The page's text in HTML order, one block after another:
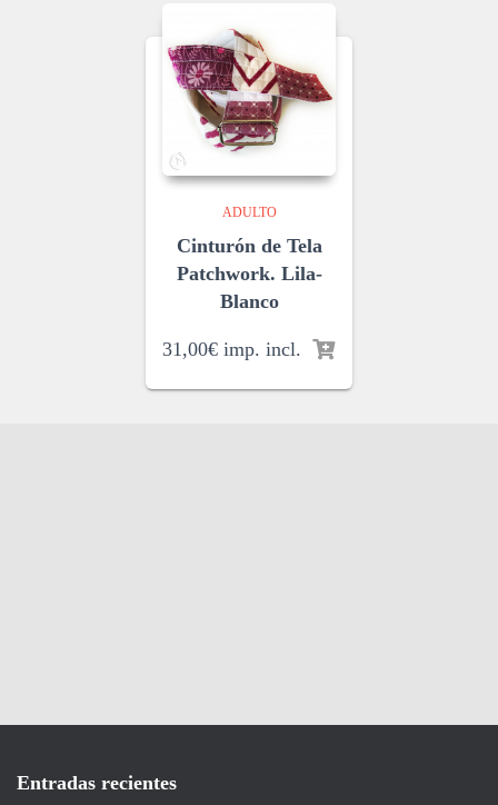
ADULTO
Cinturón de Tela
Patchwork. Lila-
Blanco
31,00€ imp. incl.
Entradas recientes